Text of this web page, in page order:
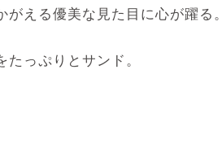
える優美な見た目に心が躍る。
っぷりとサンド。